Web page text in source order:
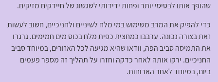
שהופך אותו לבסיסי יותר ופחות ידידותי לשגשוג של חיידקים מזיקים.
כדי להפיק את המרב משימוש במי מלח לשיניים ולחניכיים, חשוב לעשות
זאת בצורה נכונה. ערבבו כמחצית כפית מלח בכוס מים חמימים. גרגרו
את התמיסה סביב הפה, וודאו שהיא מגיעה לכל האזורים, במיוחד סביב
החניכיים. ירקו אותה לאחר כדקה וחזרו על תהליך זה מספר פעמים
ביום, במיוחד לאחר הארוחות.